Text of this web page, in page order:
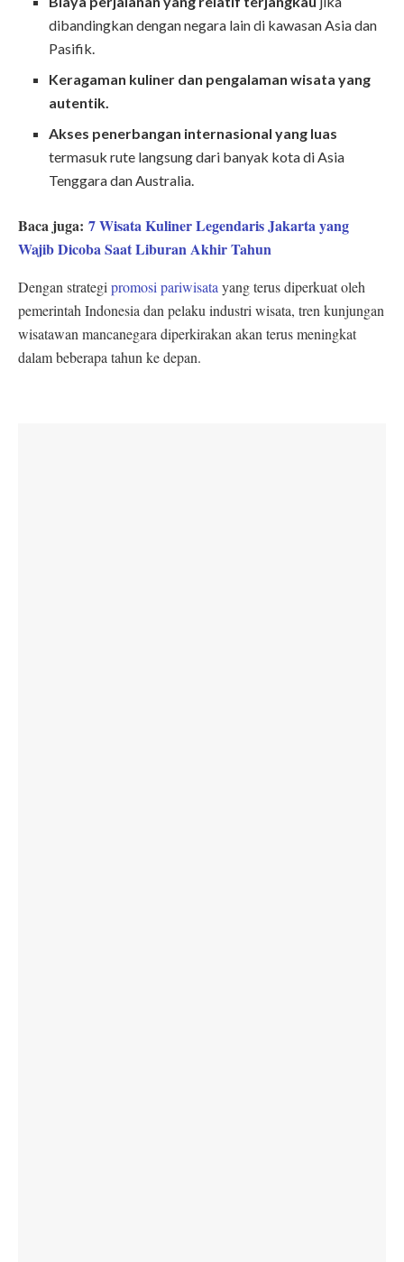
dibandingkan dengan negara lain di kawasan Asia dan
Pasifik.
Keragaman kuliner dan pengalaman wisata yang
autentik.
Akses penerbangan internasional yang luas
termasuk rute langsung dari banyak kota di Asia
Tenggara dan Australia.
Baca juga: 7 Wisata Kuliner Legendaris Jakarta yang
Wajib Dicoba Saat Liburan Akhir Tahun
Dengan strategipromosi pariwisatayang terus diperkuat oleh
pemerintah Indonesia dan pelaku industri wisata, tren kunjungan
wisatawan mancanegara diperkirakan akan terus meningkat
dalam beberapa tahun ke depan.